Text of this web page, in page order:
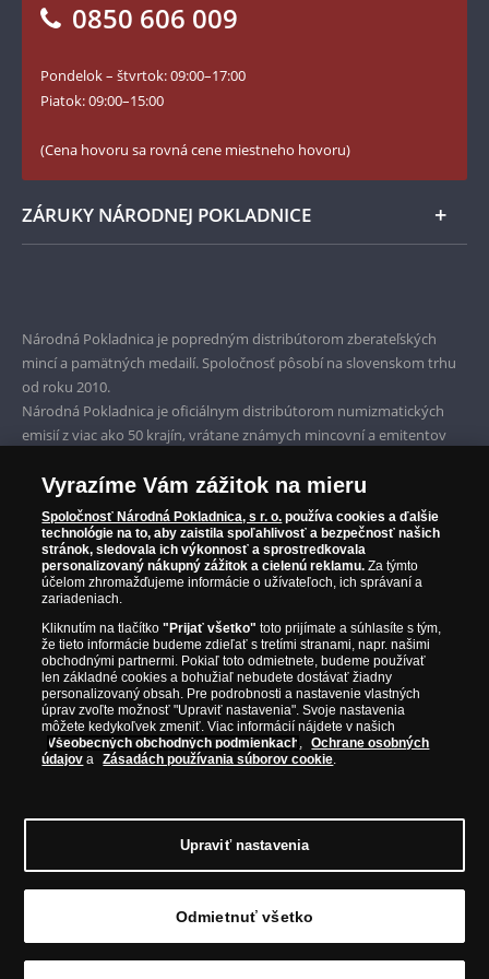
Numizmatické novinky
Facebook Národnej Pokladnice
YouTube Národnej Pokladnice
0850 606 009
Pondelok – štvrtok: 09:00–17:00
Piatok: 09:00–15:00
(Cena hovoru sa rovná cene miestneho hovoru)
ZÁRUKY NÁRODNEJ POKLADNICE
Garancia najvyššej kvality
Iba originálne produkty
Národná Pokladnica je popredným distribútorom zberateľských
mincí a pamätných medailí. Spoločnosť pôsobí na slovenskom trhu
od roku 2010.
Národná Pokladnica je oficiálnym distribútorom numizmatických
emisií z viac ako 50 krajín, vrátane známych mincovní a emitentov
Parížska mincovňa, Nórska mincovňa, Fínska mincovňa alebo
Austrálska mincovňa Perth. Spoločnosť svojim zákazníkom a
zberateľom garantuje, že všetky produkty sú v originálnej a v
prvotriednej kvalite, čo je doložené aj priloženým Certifikátom
autentickosti.
© Copyright 2026 - Národná Pokladnica, s. r. o.; Námestie Mateja
Korvína 1, Bratislava 811 07, Tel.: 0850 606 009E-mail:
info@narodnapokladnica.sk, www.narodnapokladnica.sk; IČO: 45 480
206, DIČ: SK2023004302
Upraviť nastavenie súborov cookie môžetekliknutím na
Vyrazíme Vám zážitok na mieru
Spoločnosť Národná Pokladnica, s r. o. používa cookies a ďalšie
technológie na to, aby zaistila spoľahlivosť a bezpečnosť našich
stránok, sledovala ich výkonnosť a sprostredkovala
personalizovaný nákupný zážitok a cielenú reklamu. Za týmto
účelom zhromažďujeme informácie o užívateľoch, ich správaní a
zariadeniach.
Kliknutím na tlačítko"Prijať všetko" toto prijímate a súhlasíte s tým,
že tieto informácie budeme zdieľať s tretími stranami, napr. našimi
obchodnými partnermi. Pokiaľ toto odmietnete, budeme používať
len základné cookies a bohužiaľ nebudete dostávať žiadny
personalizovaný obsah. Pre podrobnosti a nastavenie vlastných
úprav zvoľte možnosť "Upraviť nastavenia". Svoje nastavenia
môžete kedykoľvek zmeniť. Viac informácií nájdete v našich
Všeobecných obchodných podmienkach ,
Ochrane osobných
údajov a Zásadách používania súborov cookie.
Upraviť nastavenia
Odmietnuť všetko